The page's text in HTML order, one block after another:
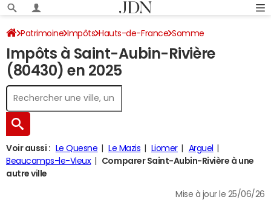
Patrimoine Impôts Hauts-de-France Somme
Saint-Aubin-Rivière Impôt sur le revenu
Impôts à Saint-Aubin-Rivière
(80430) en 2025
Voir aussi : Le Quesne Le Mazis Liomer
Arguel
Beaucamps-le-Vieux
Comparer Saint-Aubin-Rivière à une
autre ville
Mise à jour le 25/06/26